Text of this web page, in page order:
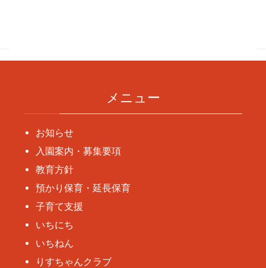
ビ
シ
ョ
ン
メニュー
お知らせ
入園案内・募集要項
教育方針
預かり保育・延長保育
子育て支援
いちにち
いちねん
りすちゃんクラブ